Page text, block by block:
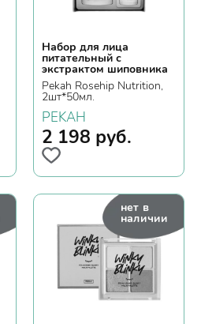
Набор для лица
питательный с
экстрактом шиповника
Pekah Rosehip Nutrition,
2шт*50мл.
PEKAH
2 198 руб.
нет в
наличии